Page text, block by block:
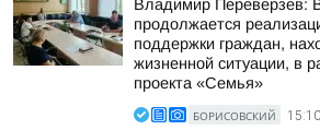
Владимир Переверзев:
продолжается
поддержки граждан,
жизненной ситуации, в
проекта «Семья»
БОРИСОВСКИЙ 15:10